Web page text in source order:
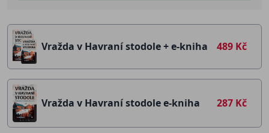
Vražda v Havraní stodole + e-kniha 489 Kč
Vražda v Havraní stodole e-kniha 287 Kč